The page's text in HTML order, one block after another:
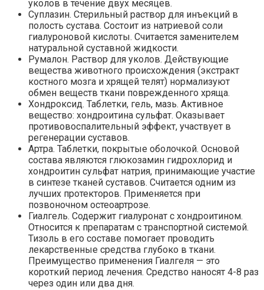
уколов в течение двух месяцев.
Суплазин. Стерильный раствор для инъекций в
полость сустава. Состоит из натриевой соли
гиалуроновой кислоты. Считается заменителем
натуральной суставной жидкости.
Румалон. Раствор для уколов. Действующие
вещества животного происхождения (экстракт
костного мозга и хрящей телят) нормализуют
обмен веществ ткани поврежденного хряща.
Хондроксид. Таблетки, гель, мазь. Активное
вещество: хондроитина сульфат. Оказывает
противовоспалительный эффект, участвует в
регенерации суставов.
Артра. Таблетки, покрытые оболочкой. Основой
состава являются глюкозамин гидрохлорид и
хондроитин сульфат натрия, принимающие участие
в синтезе тканей суставов. Считается одним из
лучших протекторов. Применяется при
позвоночном остеоартрозе.
Гиалгель. Содержит гиалуронат с хондроитином.
Относится к препаратам с транспортной системой.
Тизоль в его составе помогает проводить
лекарственные средства глубоко в ткани.
Преимущество применения Гиалгеля — это
короткий период лечения. Средство наносят 4-8 раз
через один или два дня.